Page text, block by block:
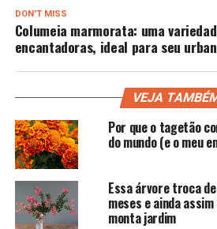
DON'T MISS
Columeia marmorata: uma
encantadoras, ideal para seu
VEJA
Por que o tagetão
do mundo (e o meu
Essa árvore troca
meses e ainda
monta jardim